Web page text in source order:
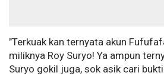
"Terkuak kan ternyata akun
miliknya Roy Suryo! Ya ampun
Suryo gokil juga, sok asik cari